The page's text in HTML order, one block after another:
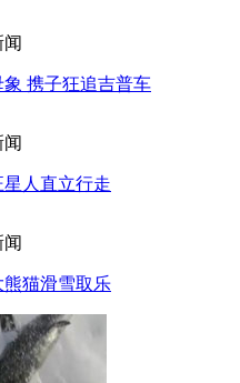
象 携子狂追吉普车
星人直立行走
熊猫滑雪取乐